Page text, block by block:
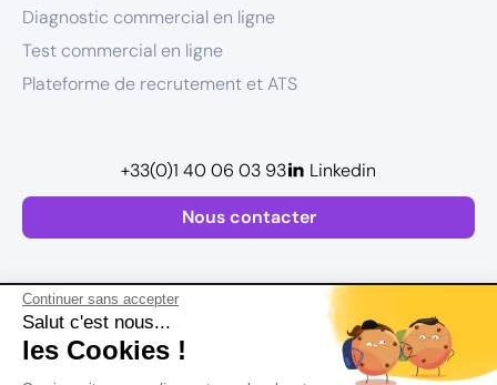
Continuer sans accepter
Salut c'est nous...
les Cookies !
Diagnostic commercial en ligne
Test commercial en ligne
Plateforme de recrutement et ATS
Nous contacter
+33(0)1 40 06 03 93 Linkedin